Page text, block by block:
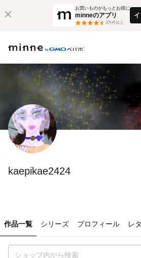
お買いものがもっとお得に
minneのアプリ
3万件以上
kaepikae2424
作品一覧 シリーズ プロフィール レ